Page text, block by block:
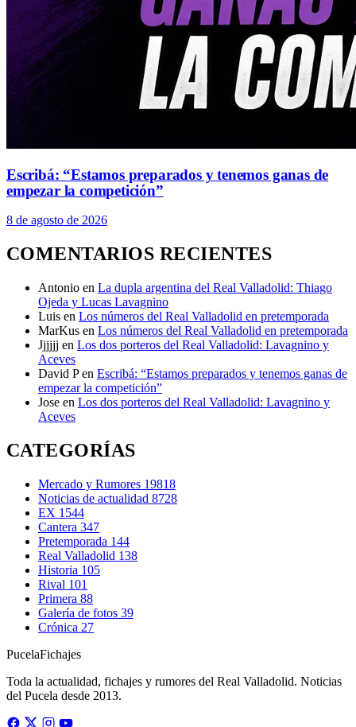
Escribá: “Estamos preparados y tenemos ganas de
empezar la competición”
8 de agosto de 2026
COMENTARIOS RECIENTES
Antonio en La dupla argentina del Real Valladolid: Thiago
Ojeda y Lucas Lavagnino
Luis en Los números del Real Valladolid en pretemporada
MarKus en Los números del Real Valladolid en pretemporada
Jjjjjj en Los dos porteros del Real Valladolid: Lavagnino y
Aceves
David P en Escribá: “Estamos preparados y tenemos ganas de
empezar la competición”
Jose en Los dos porteros del Real Valladolid: Lavagnino y
Aceves
CATEGORÍAS
Mercado y Rumores 19818
Noticias de actualidad 8728
EX 1544
Cantera 347
Pretemporada 144
Real Valladolid 138
Historia 105
Rival 101
Primera 88
Galería de fotos 39
Crónica 27
PucelaFichajes
Toda la actualidad, fichajes y rumores del Real Valladolid. Noticias
del Pucela desde 2013.